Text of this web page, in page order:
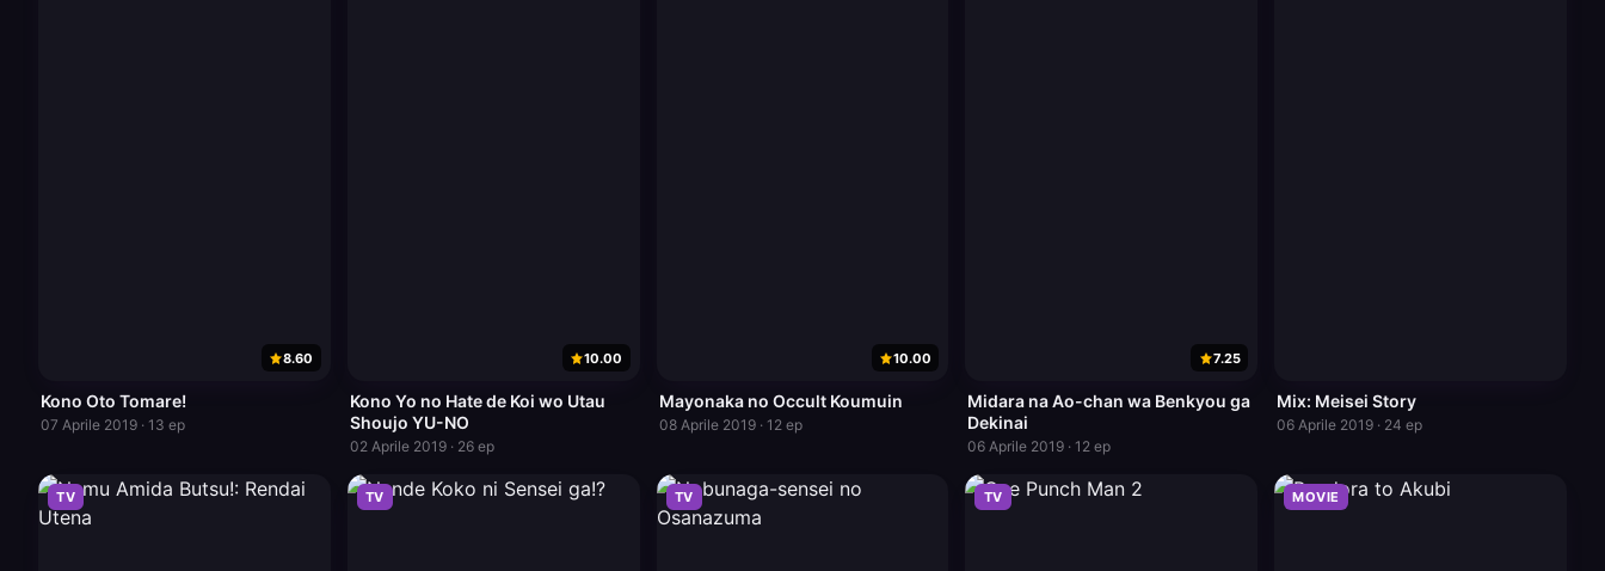
8.60
Kono Oto Tomare!
07 Aprile 2019 · 13 ep
10.00
Kono Yo no Hate de Koi wo Utau
Shoujo YU-NO
02 Aprile 2019 · 26 ep
10.00
Mayonaka no Occult Koumuin
08 Aprile 2019 · 12 ep
7.25
Midara na Ao-chan wa Benkyou ga
Dekinai
06 Aprile 2019 · 12 ep
Mix: Meisei Story
06 Aprile 2019 · 24 ep
TV TV TV TV MOVIE